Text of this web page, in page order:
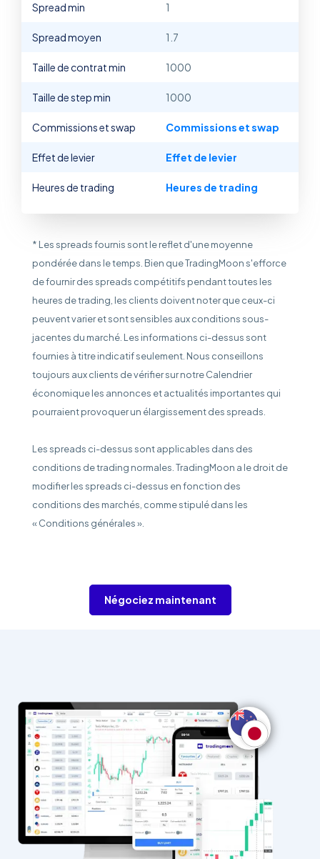
Spread min 1
Spread moyen 1.7
Taille de contrat min 1000
Taille de step min 1000
Commissions et swap Commissions et swap
Effet de levier Effet de levier
Heures de trading Heures de trading
* Les spreads fournis sont le reflet d'une moyenne
pondérée dans le temps. Bien que TradingMoon s'efforce
de fournir des spreads compétitifs pendant toutes les
heures de trading, les clients doivent noter que ceux-ci
peuvent varier et sont sensibles aux conditions sous-
jacentes du marché. Les informations ci-dessus sont
fournies à titre indicatif seulement. Nous conseillons
toujours aux clients de vérifier sur notre Calendrier
économique les annonces et actualités importantes qui
pourraient provoquer un élargissement des spreads.
Les spreads ci-dessus sont applicables dans des
conditions de trading normales. TradingMoon a le droit de
modifier les spreads ci-dessus en fonction des
conditions des marchés, comme stipulé dans les
« Conditions générales ».
Négociez maintenant